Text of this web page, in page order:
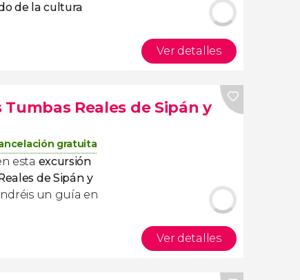
de la cultura
Ver detalles
Reales de Sipán y
gratuita
esta excursión
de Sipán y
un guía en
Ver detalles